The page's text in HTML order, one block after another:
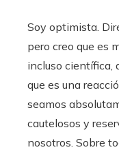
Soy optimista.
pero creo que es
incluso científica,
que es una
seamos
cautelosos y
nosotros. Sobre